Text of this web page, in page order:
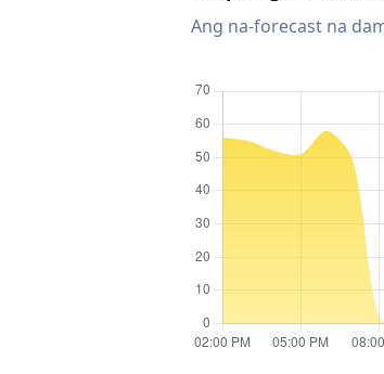
Ang na-forecast na